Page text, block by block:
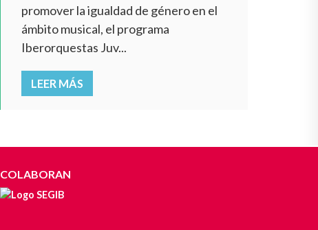
promover la igualdad de género en el
ámbito musical, el programa
Iberorquestas Juv...
LEER MÁS
COLABORAN